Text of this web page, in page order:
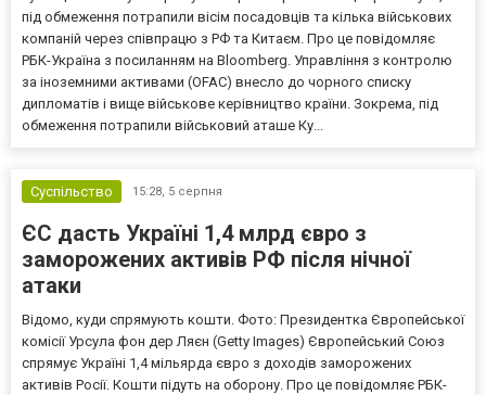
під обмеження потрапили вісім посадовців та кілька військових
компаній через співпрацю з РФ та Китаєм. Про це повідомляє
РБК-Україна з посиланням на Bloomberg. Управління з контролю
за іноземними активами (OFAC) внесло до чорного списку
дипломатів і вище військове керівництво країни. Зокрема, під
обмеження потрапили військовий аташе Ку...
Суспільство 15:28, 5 серпня
ЄС дасть Україні 1,4 млрд євро з
заморожених активів РФ після нічної
атаки
Відомо, куди спрямують кошти. Фото: Президентка Європейської
комісії Урсула фон дер Ляєн (Getty Images) Європейський Союз
спрямує Україні 1,4 мільярда євро з доходів заморожених
активів Росії. Кошти підуть на оборону. Про це повідомляє РБК-